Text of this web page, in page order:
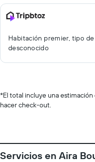
Habitación premier, tipo
desconocido
*El total incluye una estimación
hacer check-out.
Servicios en Aira